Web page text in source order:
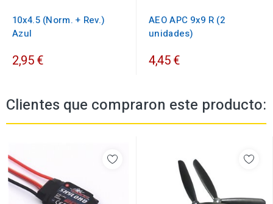
10x4.5 (Norm. + Rev.)
Azul
2,95 €
AEO APC 9x9 R (2
unidades)
4,45 €
Clientes que compraron este producto: